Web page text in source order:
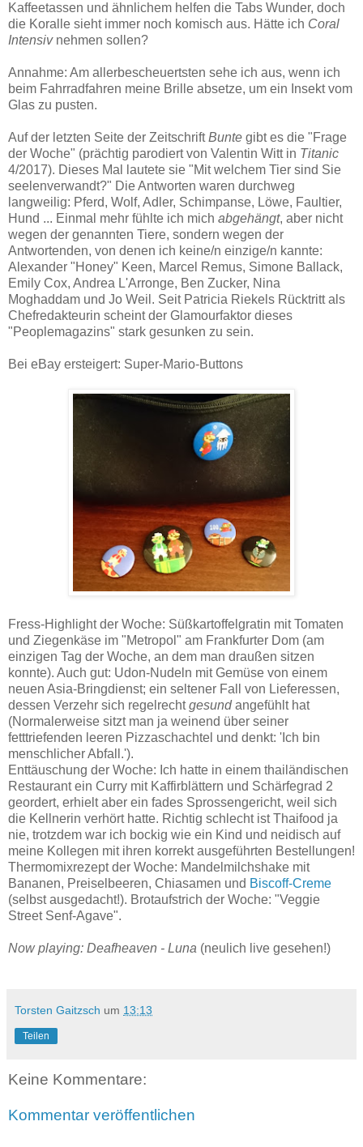
Kaffeetassen und ähnlichem helfen die Tabs Wunder, doch
die Koralle sieht immer noch komisch aus. Hätte ich Coral
Intensiv nehmen sollen?
Annahme: Am allerbescheuertsten sehe ich aus, wenn ich
beim Fahrradfahren meine Brille absetze, um ein Insekt vom
Glas zu pusten.
Auf der letzten Seite der ZeitschriftBunte gibt es die "Frage
der Woche" (prächtig parodiert von Valentin Witt in Titanic
4/2017). Dieses Mal lautete sie "Mit welchem Tier sind Sie
seelenverwandt?" Die Antworten waren durchweg
langweilig: Pferd, Wolf, Adler, Schimpanse, Löwe, Faultier,
Hund ... Einmal mehr fühlte ich mich abgehängt, aber nicht
wegen der genannten Tiere, sondern wegen der
Antwortenden, von denen ich keine/n einzige/n kannte:
Alexander "Honey" Keen, Marcel Remus, Simone Ballack,
Emily Cox, Andrea L'Arronge, Ben Zucker, Nina
Moghaddam und Jo Weil. Seit Patricia Riekels Rücktritt als
Chefredakteurin scheint der Glamourfaktor dieses
"Peoplemagazins" stark gesunken zu sein.
Bei eBay ersteigert: Super-Mario-Buttons
Fress-Highlight der Woche: Süßkartoffelgratin mit Tomaten
und Ziegenkäse im "Metropol" am Frankfurter Dom (am
einzigen Tag der Woche, an dem man draußen sitzen
konnte). Auch gut: Udon-Nudeln mit Gemüse von einem
neuen Asia-Bringdienst; ein seltener Fall von Lieferessen,
dessen Verzehr sich regelrechtgesundangefühlt hat
(Normalerweise sitzt man ja weinend über seiner
fetttriefenden leeren Pizzaschachtel und denkt: 'Ich bin
menschlicher Abfall.').
Enttäuschung der Woche: Ich hatte in einem thailändischen
Restaurant ein Curry mit Kaffirblättern und Schärfegrad 2
geordert, erhielt aber ein fades Sprossengericht, weil sich
die Kellnerin verhört hatte. Richtig schlecht ist Thaifood ja
nie, trotzdem war ich bockig wie ein Kind und neidisch auf
meine Kollegen mit ihren korrekt ausgeführten Bestellungen!
Thermomixrezept der Woche: Mandelmilchshake mit
Bananen, Preiselbeeren, Chiasamen und Biscoff-Creme
(selbst ausgedacht!). Brotaufstrich der Woche: "Veggie
Street Senf-Agave".
Now playing: Deafheaven - Luna (neulich live gesehen!)
Torsten Gaitzsch um 13:13
Teilen
Keine Kommentare:
Kommentar veröffentlichen